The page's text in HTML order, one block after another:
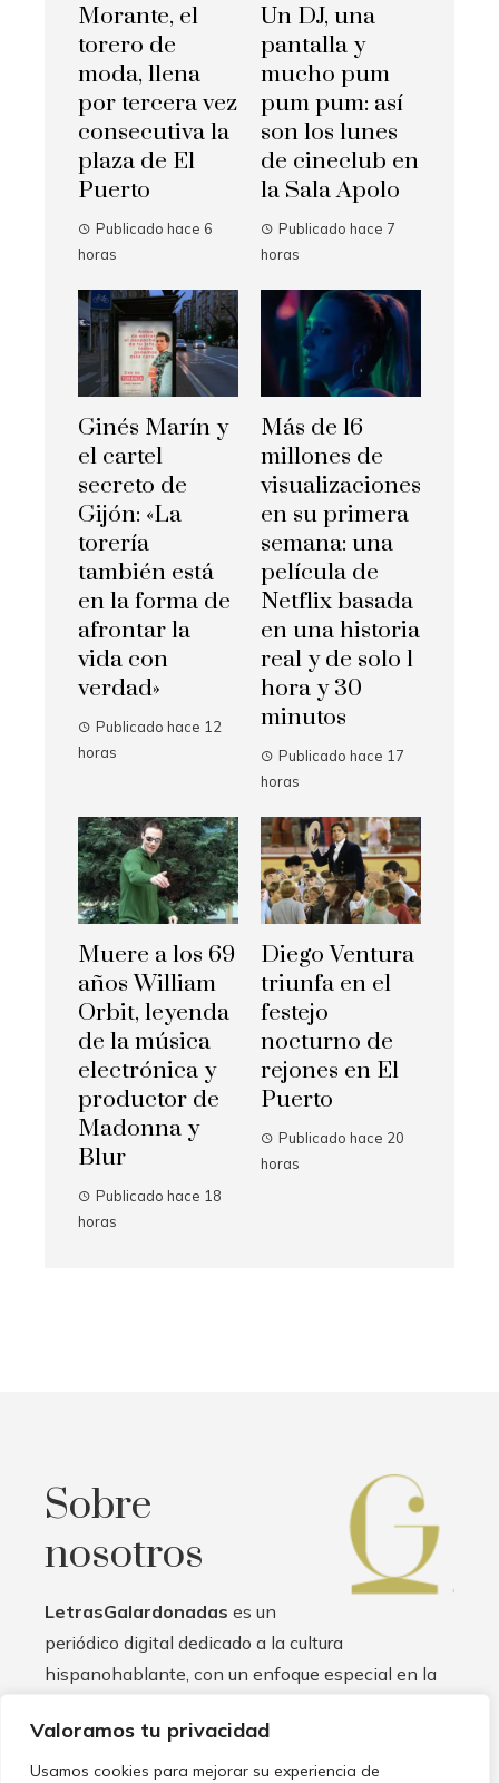
Valoramos tu privacidad
Usamos cookies para mejorar su experiencia de
Morante, el
torero de
moda, llena
por tercera vez
consecutiva la
plaza de El
Puerto
Publicado hace 6
horas
Un DJ, una
pantalla y
mucho pum
pum pum: así
son los lunes
de cineclub en
la Sala Apolo
Publicado hace 7
horas
Ginés Marín y
el cartel
secreto de
Gijón: «La
torería
también está
en la forma de
afrontar la
vida con
verdad»
Publicado hace 12
horas
Más de 16
millones de
visualizaciones
en su primera
semana: una
película de
Netflix basada
en una historia
real y de solo 1
hora y 30
minutos
Publicado hace 17
horas
Muere a los 69
años William
Orbit, leyenda
de la música
electrónica y
productor de
Madonna y
Blur
Publicado hace 18
horas
Diego Ventura
triunfa en el
festejo
nocturno de
rejones en El
Puerto
Publicado hace 20
horas
Sobre
nosotros
LetrasGalardonadas es un
periódico digital dedicado a la cultura
hispanohablante, con un enfoque especial en la
la escritura y la lectura en español, brindando un
espacio para que autores, críticos y lectores se